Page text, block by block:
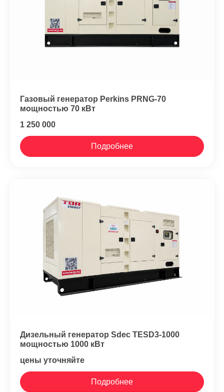
Газовый генератор Perkins PRNG-70
мощностью 70 кВт
1 250 000
Подробнее
Дизельный генератор Sdec TESD3-1000
мощностью 1000 кВт
цены уточняйте
Подробнее